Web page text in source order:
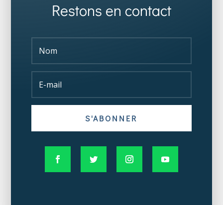
Restons en contact
S'ABONNER